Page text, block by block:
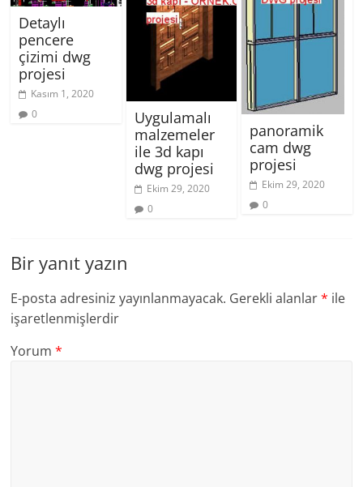
Detaylı
pencere
çizimi dwg
projesi
Kasım 1, 2020
0
Uygulamalı
malzemeler
ile 3d kapı
dwg projesi
Ekim 29, 2020
0
panoramik
cam dwg
projesi
Ekim 29, 2020
0
Bir yanıt yazın
E-posta adresiniz yayınlanmayacak. Gerekli alanlar* ile
işaretlenmişlerdir
Yorum*